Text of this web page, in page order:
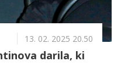
13. 02. 2025 20.50
darila, ki